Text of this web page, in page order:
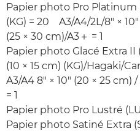
Papier photo Pro Platinum
(KG) = 20 A3/A4/2L/8" ×
(25 × 30 cm)/A3＋ = 1
Papier photo Glacé Extra II
(10 × 15 cm) (KG)/Hagaki/
A3/A4 8" × 10" (20 × 25 cm) /
= 1
Papier photo Pro Lustré
Papier photo Satiné Extra